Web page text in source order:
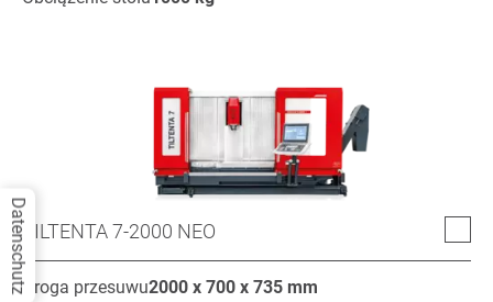
TILTENTA 7-2000 NEO
Droga przesuwu2000 x 700 x 735 mm
Datenschutz